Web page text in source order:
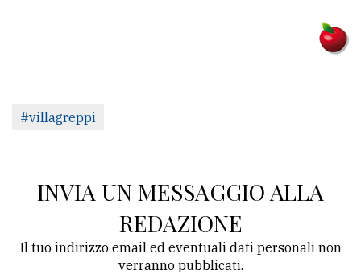
#villagreppi
INVIA UN MESSAGGIO ALLA
REDAZIONE
Il tuo indirizzo email ed eventuali dati personali non
verranno pubblicati.